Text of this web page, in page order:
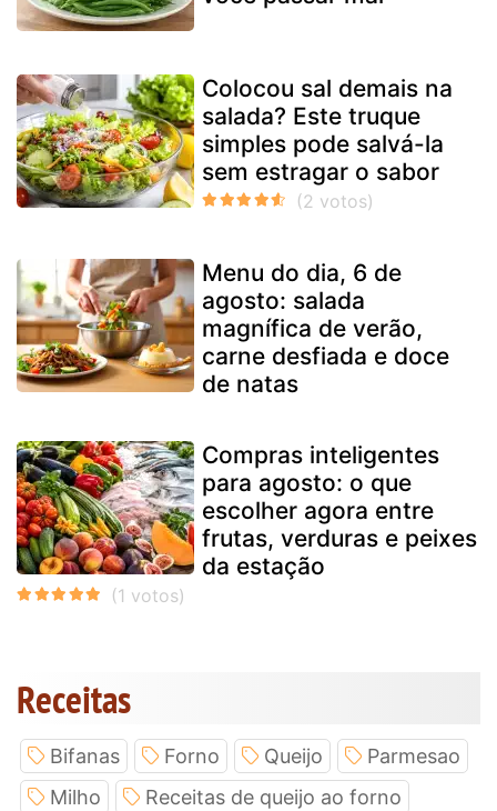
Colocou sal demais na
salada? Este truque
simples pode salvá-la
sem estragar o sabor
Menu do dia, 6 de
agosto: salada
magnífica de verão,
carne desfiada e doce
de natas
Compras inteligentes
para agosto: o que
escolher agora entre
frutas, verduras e peixes
da estação
Receitas
Bifanas Forno Queijo
Parmesao
Milho
Receitas de queijo ao forno